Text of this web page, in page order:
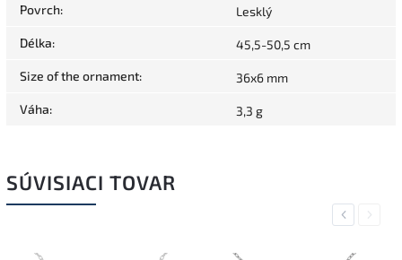
Povrch: Lesklý
Délka: 45,5-50,5 cm
Size of the ornament: 36x6 mm
Váha: 3,3 g
SÚVISIACI TOVAR
PreviousNext